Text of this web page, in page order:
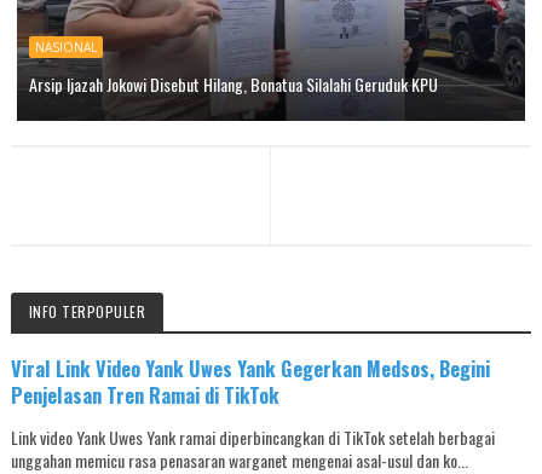
NASIONAL
Arsip Ijazah Jokowi Disebut Hilang, Bonatua Silalahi Geruduk KPU
INFO TERPOPULER
Viral Link Video Yank Uwes Yank Gegerkan Medsos, Begini
Penjelasan Tren Ramai di TikTok
Link video Yank Uwes Yank ramai diperbincangkan di TikTok setelah berbagai
unggahan memicu rasa penasaran warganet mengenai asal-usul dan ko...